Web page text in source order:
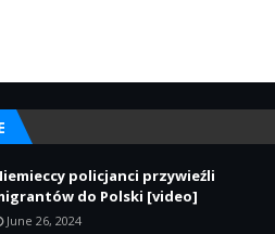
policjanci przywieźli
do Polski [video]
June 26, 2024